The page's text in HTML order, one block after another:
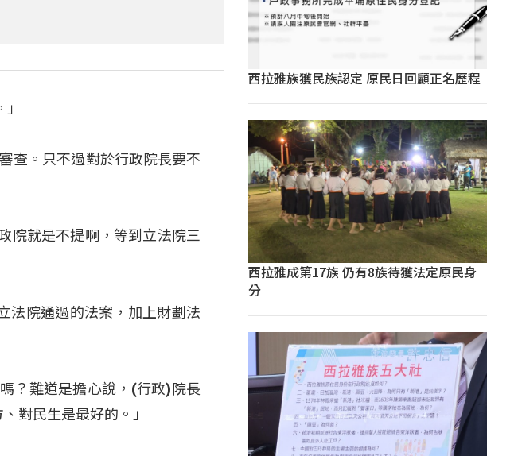
查。只不過對於行政院長要不
院就是不提啊，等到立法院三
法院通過的法案，加上財劃法
？難道是擔心說，(行政)院長
對民生是最好的。」
西拉雅族獲民族認定 原民日回顧正名歷程
西拉雅成第17族 仍有8族待獲法定原民身
分